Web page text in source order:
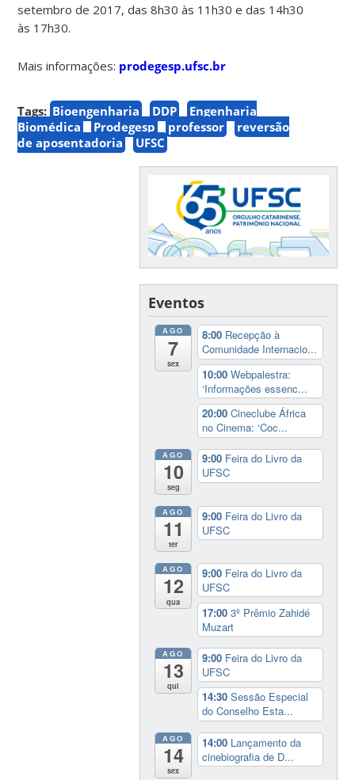
setembro de 2017, das 8h30 às 11h30 e das 14h30
às 17h30.
Mais informações: prodegesp.ufsc.br
Tags: Bioengenharia DDP
Engenharia
Biomédica
Prodegesp professor
reversão
de aposentadoria
UFSC
Eventos
AGO
7
sex
8:00 Recepção à
Comunidade Internacio...
10:00Webpalestra:
‘Informações essenc...
20:00Cineclube África
no Cinema: ‘Coc...
AGO
10
seg
9:00 Feira do Livro da
UFSC
AGO
11
ter
9:00 Feira do Livro da
UFSC
AGO
12
qua
9:00 Feira do Livro da
UFSC
17:003º Prêmio Zahidé
Muzart
AGO
13
qui
9:00 Feira do Livro da
UFSC
14:30Sessão Especial
do Conselho Esta...
AGO
14
sex
14:00 Lançamento da
cinebiografia de D...